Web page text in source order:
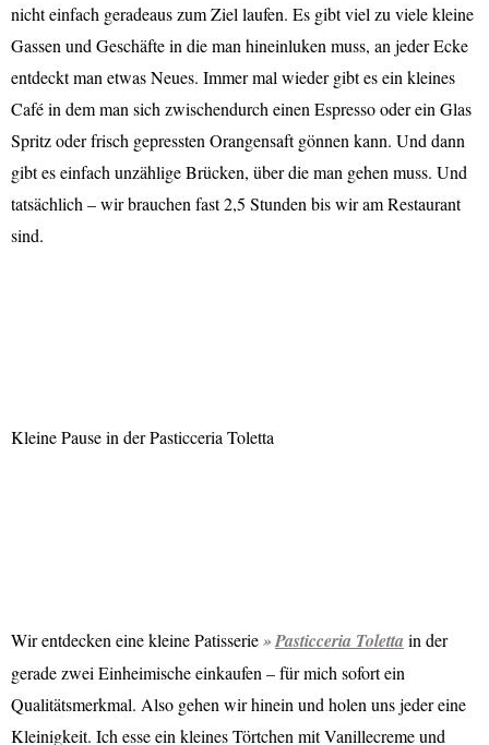
nicht einfach geradeaus zum Ziel laufen. Es gibt viel zu viele kleine
Gassen und Geschäfte in die man hineinluken muss, an jeder Ecke
entdeckt man etwas Neues. Immer mal wieder gibt es ein kleines
Café in dem man sich zwischendurch einen Espresso oder ein Glas
Spritz oder frisch gepressten Orangensaft gönnen kann. Und dann
gibt es einfach unzählige Brücken, über die man gehen muss. Und
tatsächlich – wir brauchen fast 2,5 Stunden bis wir am Restaurant
sind.
Kleine Pause in der Pasticceria Toletta
Wir entdecken eine kleine Patisserie Pasticceria Toletta in der
gerade zwei Einheimische einkaufen – für mich sofort ein
Qualitätsmerkmal. Also gehen wir hinein und holen uns jeder eine
Kleinigkeit. Ich esse ein kleines Törtchen mit Vanillecreme und